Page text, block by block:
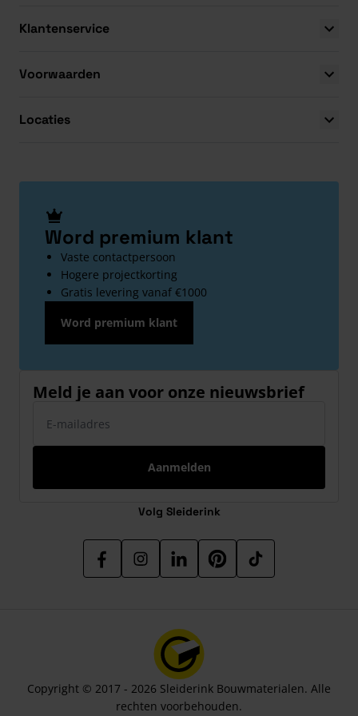
Klantenservice
Voorwaarden
Locaties
Word premium klant
Vaste contactpersoon
Hogere projectkorting
Gratis levering vanaf €1000
Word premium klant
Meld je aan voor onze nieuwsbrief
Aanmelden
Volg Sleiderink
Copyright © 2017 - 2026 Sleiderink Bouwmaterialen. Alle
rechten voorbehouden.